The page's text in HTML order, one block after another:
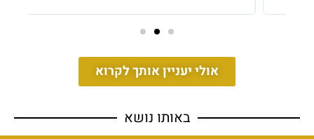
אולי יעניין אותך לקרוא
באותו נושא